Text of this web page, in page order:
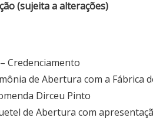
(sujeita a alterações)
Credenciamento
de Abertura com a
Dirceu Pinto
de Abertura com